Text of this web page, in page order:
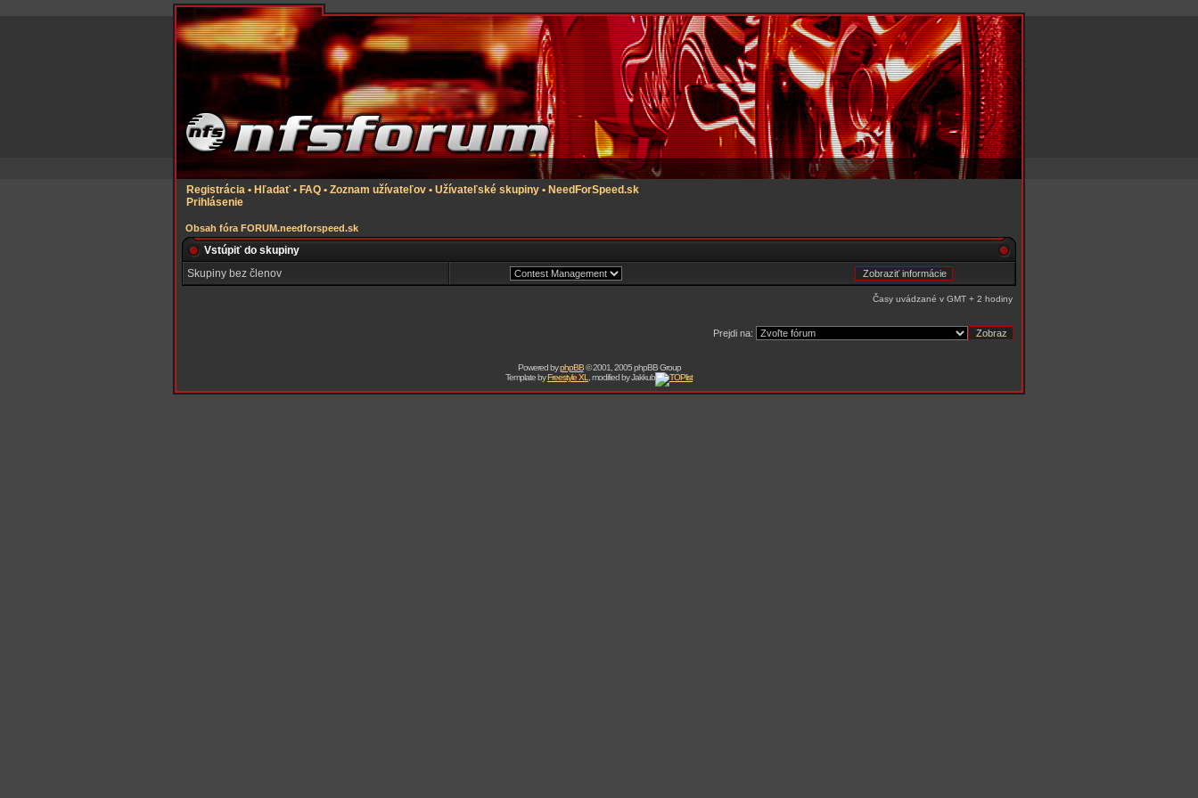
Registrácia • Hľadať • FAQ • Zoznam užívateľov • Užívateľské skupiny • NeedForSpeed.sk
Prihlásenie
Obsah fóra FORUM.needforspeed.sk
Vstúpiť do skupiny
Skupiny bez členov
Časy uvádzané v GMT + 2 hodiny
Prejdi na:
Powered byphpBB© 2001, 2005 phpBB Group
Template byFreestyle XL , modified by Jakkub